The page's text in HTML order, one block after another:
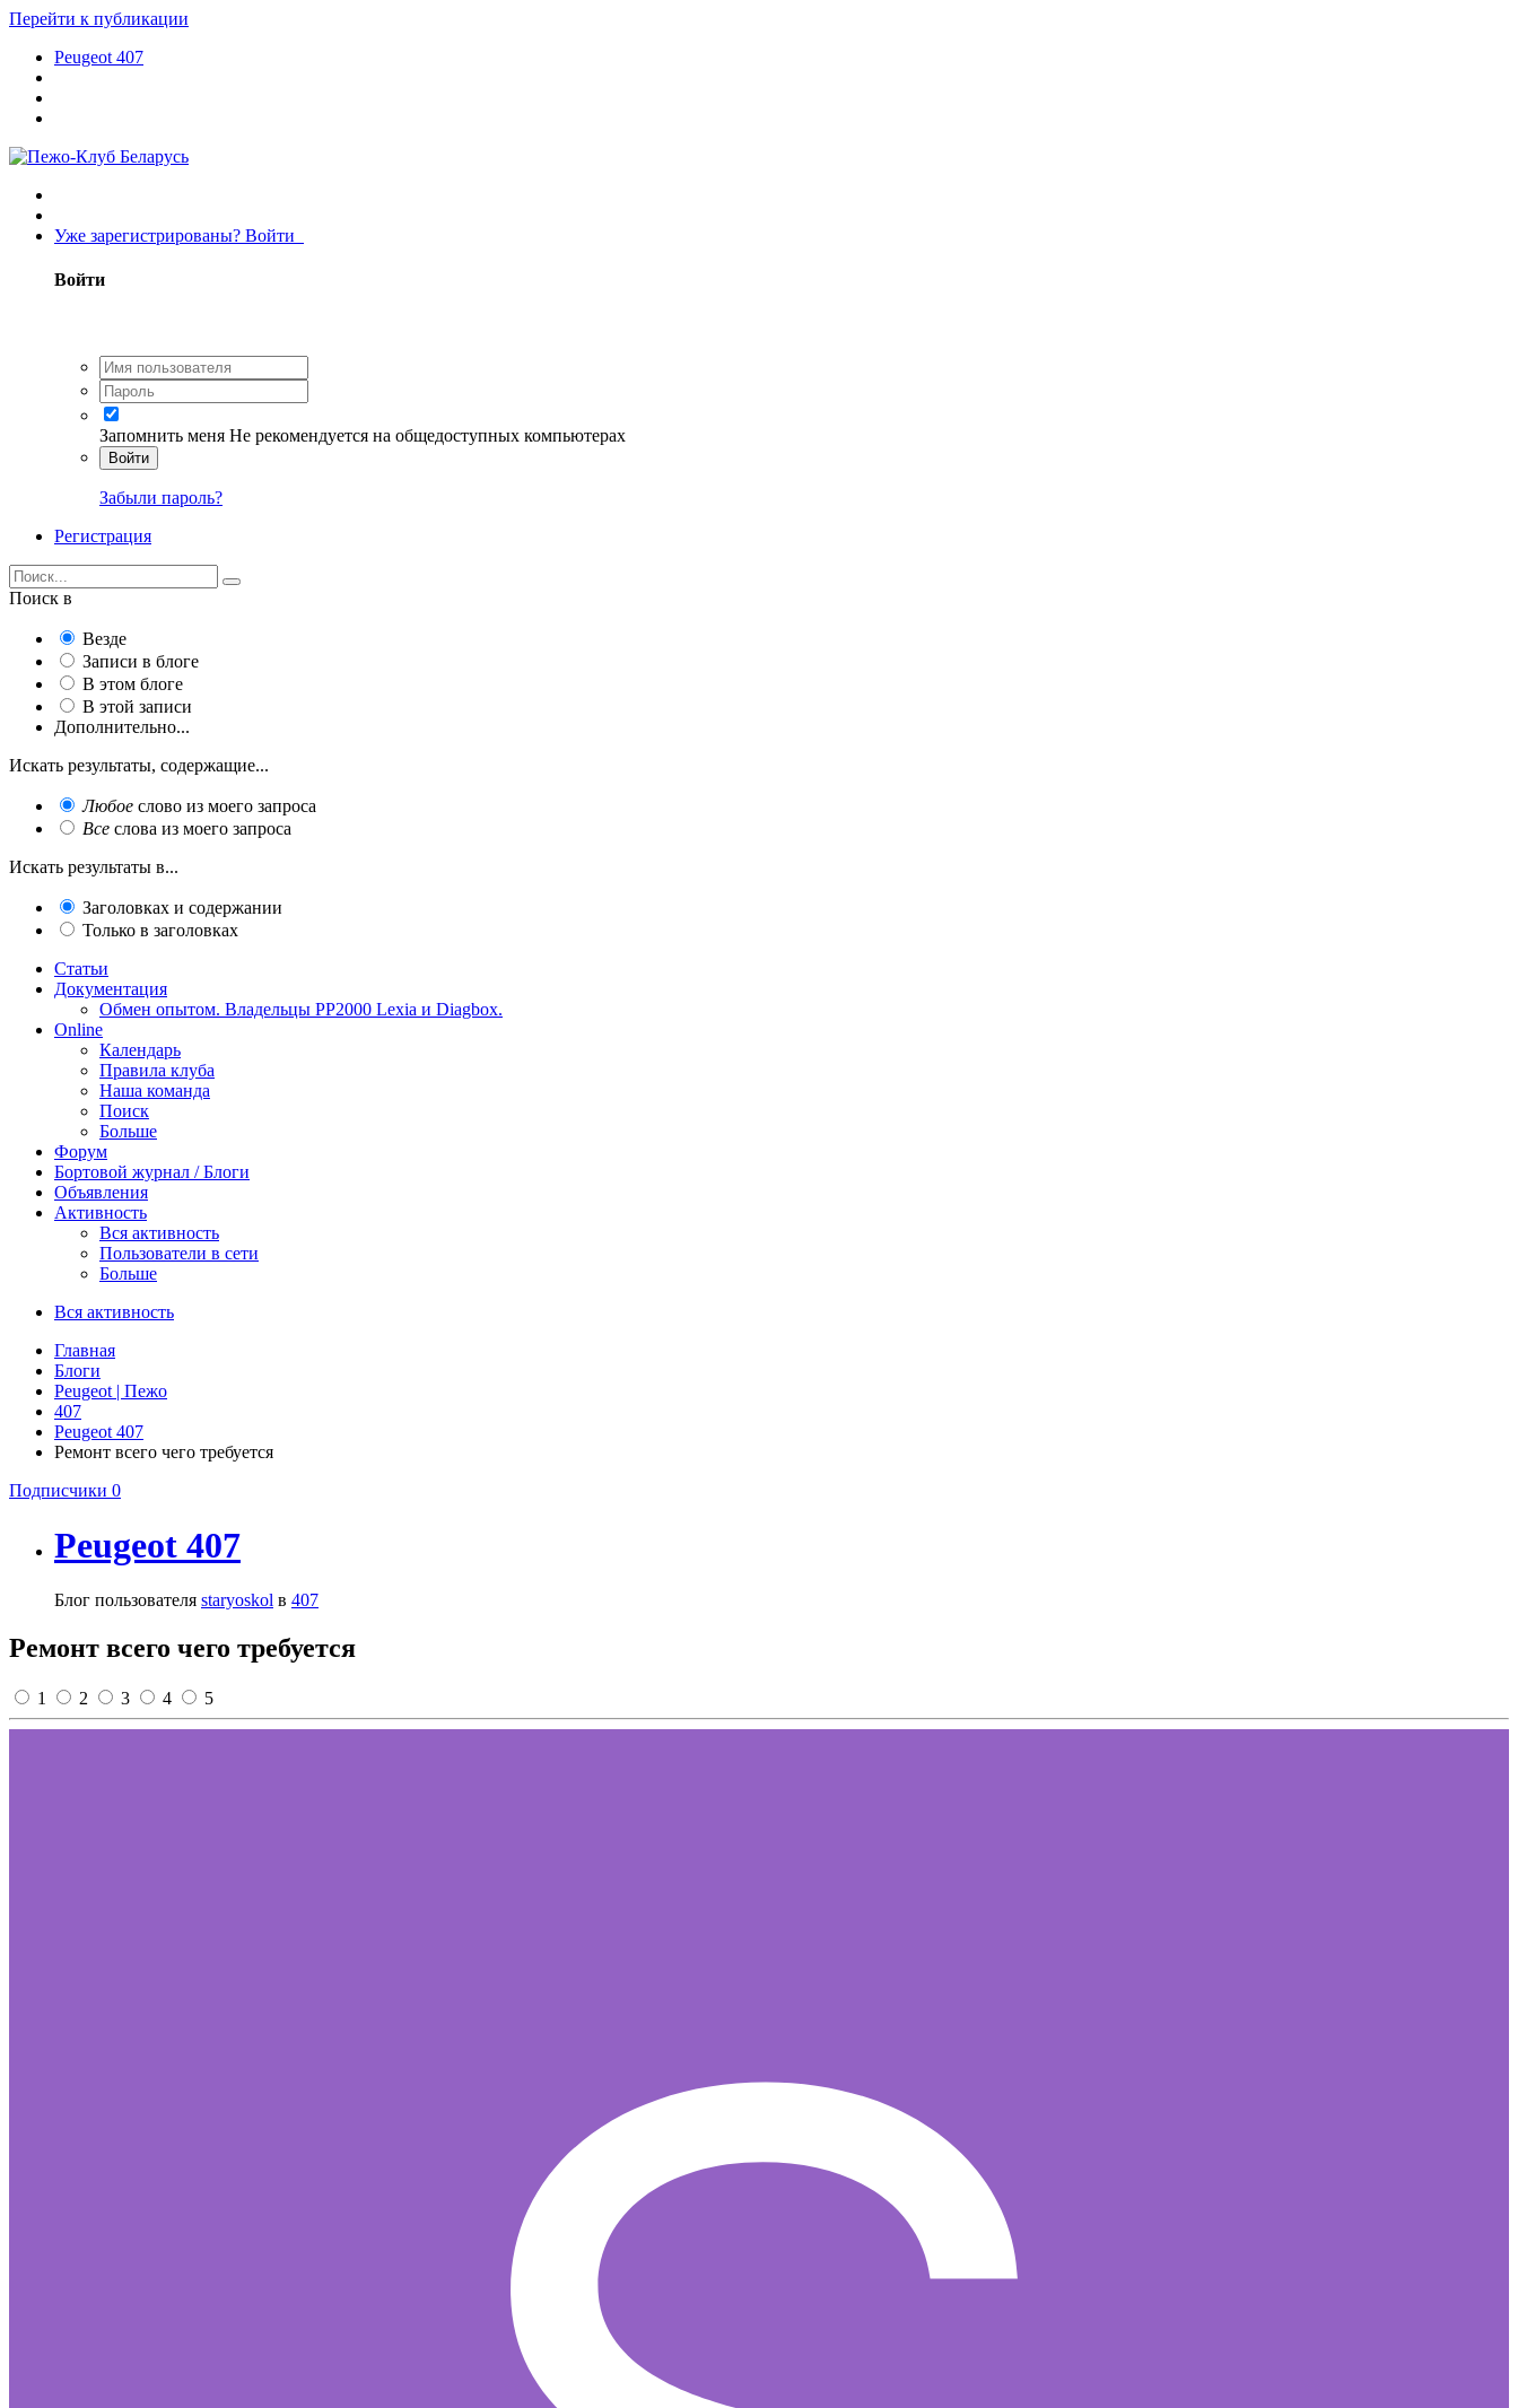
Перейти к публикации
Peugeot 407
Уже зарегистрированы? Войти
Войти
Запомнить меня Не рекомендуется на общедоступных компьютерах
Войти
Забыли пароль?
Регистрация
Поиск в
Везде
Записи в блоге
В этом блоге
В этой записи
Дополнительно...
Искать результаты, содержащие...
Любое слово из моего запроса
Все слова из моего запроса
Искать результаты в...
Заголовках и содержании
Только в заголовках
Статьи
Документация
Обмен опытом. Владельцы PP2000 Lexia и Diagbox.
Online
Календарь
Правила клуба
Наша команда
Поиск
Больше
Форум
Бортовой журнал / Блоги
Объявления
Активность
Вся активность
Пользователи в сети
Больше
Вся активность
Главная
Блоги
Peugeot | Пежо
407
Peugeot 407
Ремонт всего чего требуется
Подписчики 0
Peugeot 407
Блог пользователя staryoskol в 407
Ремонт всего чего требуется
1 2 3 4 5